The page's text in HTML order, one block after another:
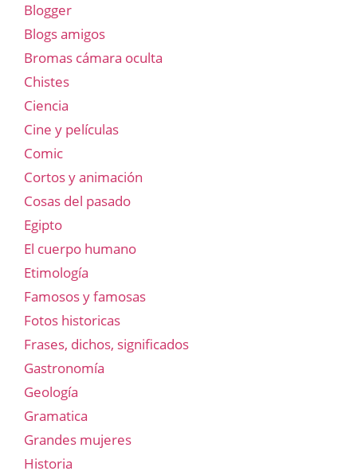
Blogger
Blogs amigos
Bromas cámara oculta
Chistes
Ciencia
Cine y películas
Comic
Cortos y animación
Cosas del pasado
Egipto
El cuerpo humano
Etimología
Famosos y famosas
Fotos historicas
Frases, dichos, significados
Gastronomía
Geología
Gramatica
Grandes mujeres
Historia